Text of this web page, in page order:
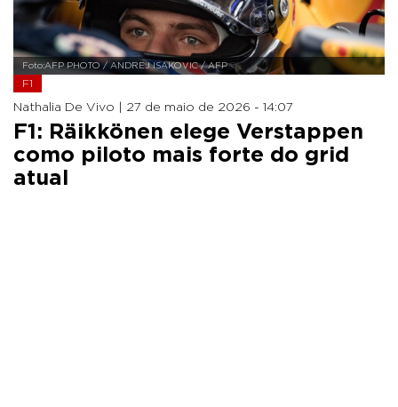
Foto:AFP PHOTO / ANDREJ ISAKOVIC / AFP
F1
Nathalia De Vivo | 27 de maio de 2026 - 14:07
F1: Räikkönen elege Verstappen
como piloto mais forte do grid
atual